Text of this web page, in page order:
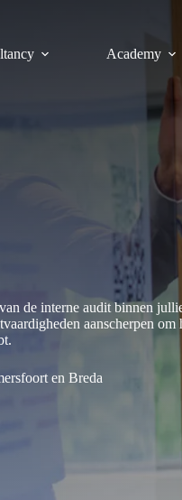
Academy
de interne audit binnen
aanscherpen
en Breda